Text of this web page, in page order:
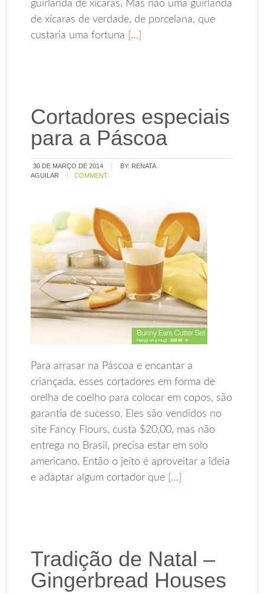
guirlanda de xícaras. Mas não uma guirlanda
de xícaras de verdade, de porcelana, que
custaria uma fortuna […]
Cortadores especiais
para a Páscoa
30 DE MARÇO DE 2014 BY: RENATA
AGUILAR
COMMENT
Para arrasar na Páscoa e encantar a
criançada, esses cortadores em forma de
orelha de coelho para colocar em copos, são
garantia de sucesso. Eles são vendidos no
site Fancy Flours, custa $20,00, mas não
entrega no Brasil, precisa estar em solo
americano. Então o jeito é aproveitar a ideia
e adaptar algum cortador que […]
Tradição de Natal –
Gingerbread Houses